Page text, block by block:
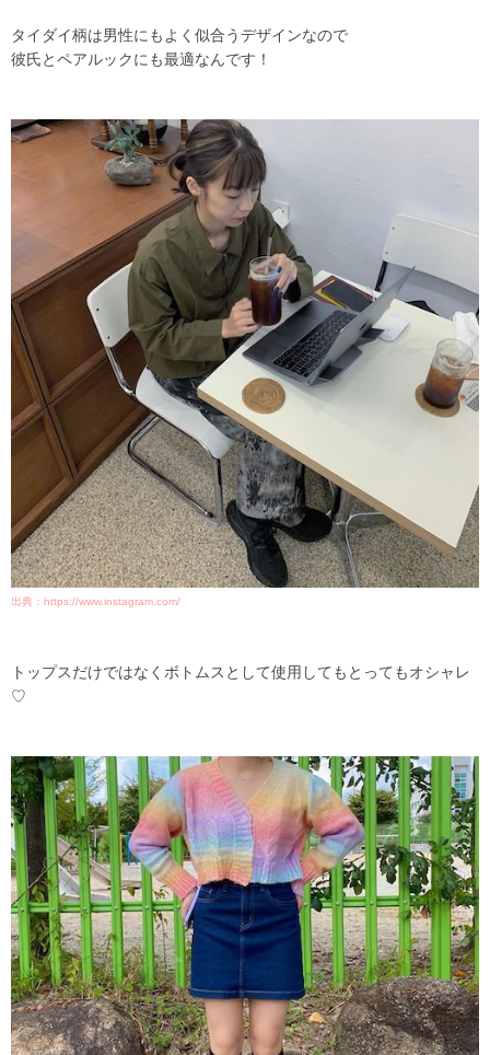
タイダイ柄は男性にもよく似合うデザインなので
彼氏とペアルックにも最適なんです！
出典：https://www.instagram.com/
トップスだけではなくボトムスとして使用してもとってもオシャレ
♡